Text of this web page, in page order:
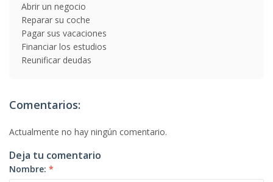
Abrir un negocio
Reparar su coche
Pagar sus vacaciones
Financiar los estudios
Reunificar deudas
Comentarios:
Actualmente no hay ningún comentario.
Deja tu comentario
Nombre: *